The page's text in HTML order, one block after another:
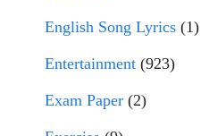
English Song Lyrics (1)
Entertainment (923)
Exam Paper (2)